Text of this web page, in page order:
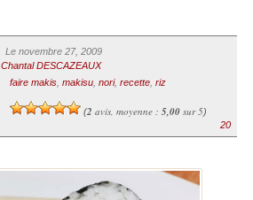
Le novembre 27, 2009
Chantal DESCAZEAUX
faire makis, makisu, nori, recette, riz
(2 avis, moyenne : 5,00sur 5)
20